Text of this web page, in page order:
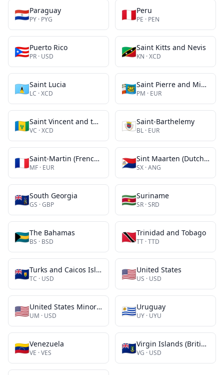
🇵🇾Paraguay
PY · PYG 🇵🇪Peru
PE · PEN
🇵🇷Puerto Rico
PR · USD 🇰🇳Saint Kitts and Nevis
KN ·XCD
🇱🇨Saint Lucia
LC ·XCD 🇵🇲 Saint Pierre and Miquelon
PM · EUR
🇻🇨 Saint Vincent and the Grenadines
VC ·XCD 🇧🇱Saint-Barthelemy
BL · EUR
🇲🇫 Saint-Martin (French part)
MF · EUR 🇸🇽 Sint Maarten (Dutch part)
SX ·ANG
🇬🇸South Georgia
GS ·GBP 🇸🇷Suriname
SR ·SRD
🇧🇸The Bahamas
BS · BSD 🇹🇹Trinidad and Tobago
TT ·TTD
🇹🇨 Turks and Caicos Islands
TC · USD 🇺🇸United States
US · USD
🇺🇲 United States Minor Outlying Islands
UM · USD 🇺🇾Uruguay
UY · UYU
🇻🇪Venezuela
VE ·VES 🇻🇬 Virgin Islands (British)
VG · USD